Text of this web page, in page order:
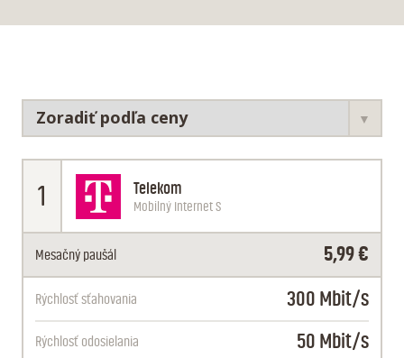
1 Telekom
Mobilný Internet S
Rýchlosť sťahovania 300 Mbit/s
Rýchlosť odosielania 50 Mbit/s
Mesačný paušál 5,99 €